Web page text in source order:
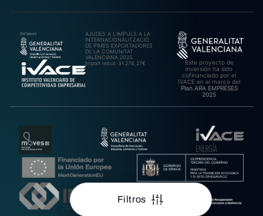
Filtros
AJUDES A L’IMPULS A LA
INTERNACIONALITZACIÓ
DE PIMES EXPORTADORES
DE LA COMUNITAT
VALENCIANA 2025.
Import rebut: 31.278,27€
Este proyecto de
inversión ha sido
cofinanciado por el
IVACE en el marco del
Plan ARA EMPRESES
2025